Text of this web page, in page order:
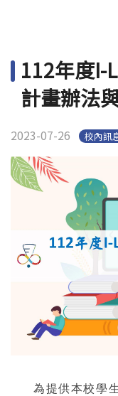
112年度I-
計畫辦法
2023-07-26 校內訊
為提供本校學